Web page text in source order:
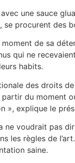
une sauce
procurent des
moment de sa
qui ne
habits.
des droits
du moment
», explique le
voudrait pas
les règles de
saine.